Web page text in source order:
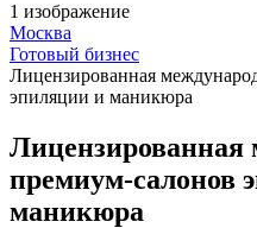
1 изображение
Москва
Готовый бизнес
Лицензированная
эпиляции и маникюра
Лицензированная
премиум-салонов
маникюра